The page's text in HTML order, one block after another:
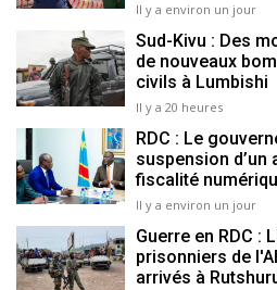
Il y a environ un jour
Sud-Kivu : Des
de nouveaux
civils à Lumbishi
Il y a 20 heures
RDC : Le
suspension
fiscalité
Il y a environ un jour
Guerre en RDC :
prisonniers de
arrivés à